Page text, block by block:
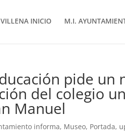
VILLENA INICIO M.I.
pide
del colegio
Manuel
informa, Museo, Portada,